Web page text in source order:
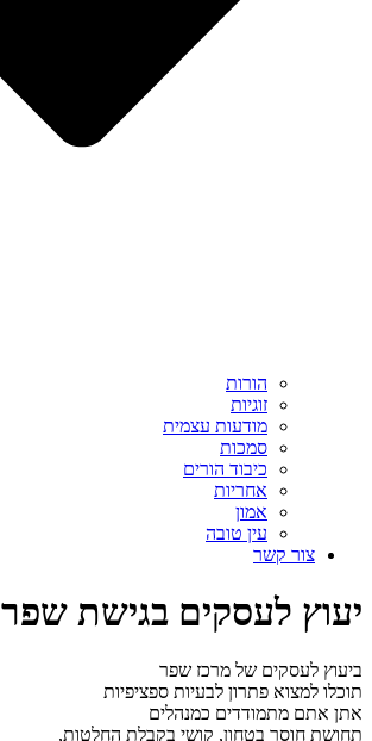
הורות
זוגיות
מודעות עצמית
סמכות
כיבוד הורים
אחריות
אמון
עין טובה
צור קשר
יעוץ לעסקים בגישת שפר
ביעוץ לעסקים של מרכז שפר
תוכלו למצוא פתרון לבעיות ספציפיות
אתן אתם מתמודדים כמנהלים
תחושת חוסר בטחון, קושי בקבלת החלטות,